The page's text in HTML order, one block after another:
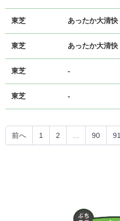
東芝 あったか大清快
東芝 あったか大清快
東芝 -
東芝 -
前へ 1 2 90 91